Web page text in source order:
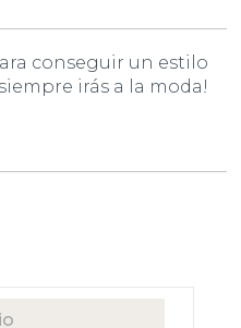
conseguir un estilo
irás a la moda!